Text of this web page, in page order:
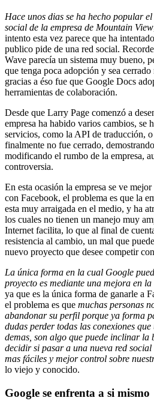
Hace unos dias se ha hecho popular
social de la empresa de Mountain View
intento esta vez parece que ha
publico pide de una red social.
Wave parecía un sistema muy bueno,
que tenga poca adopción y sea
gracias a éso fue que Google Docs
herramientas de colaboración.
Desde que Larry Page comenzó a
empresa ha habido varios cambios, se
servicios, como la API de traducción,
finalmente no fue cerrado,
modificando el rumbo de la empresa,
controversia.
En esta ocasión la empresa se ve
con Facebook, el problema es que la
esta muy arraigada en el medio, y ha
los cuales no tienen un manejo muy
Internet facilita, lo que al final de
resistencia al cambio, un mal que
nuevo proyecto que desee competir
La única forma en la cual Google
proyecto es mediante una mejora en
ya que es la única forma de ganarle a
el problema es que muchas personas
abandonar su perfil porque ya forma
dudas perder todas las conexiones
demas, son algo que puede inclinar la
decidir si pasar a una nueva red social
mas fáciles y mejor control sobre
lo viejo y conocido.
Google se enfrenta a si mismo